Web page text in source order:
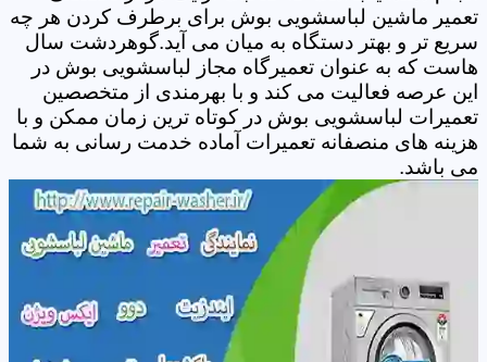
تعمیر ماشین لباسشویی بوش برای برطرف کردن هر چه
سریع تر و بهتر دستگاه به میان می آید.گوهردشت سال
هاست که به عنوان تعمیرگاه مجاز لباسشویی بوش در
این عرصه فعالیت می کند و با بهرمندی از متخصصین
تعمیرات لباسشویی بوش در کوتاه ترین زمان ممکن و با
هزینه های منصفانه تعمیرات آماده خدمت رسانی به شما
می باشد.